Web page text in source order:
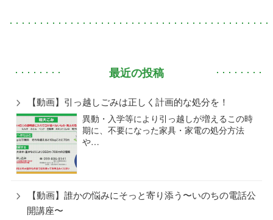
最近の投稿
【動画】引っ越しごみは正しく計画的な処分を！
異動・入学等により引っ越しが増えるこの時
期に、不要になった家具・家電の処分方法
や…
【動画】誰かの悩みにそっと寄り添う〜いのちの電話公
開講座〜